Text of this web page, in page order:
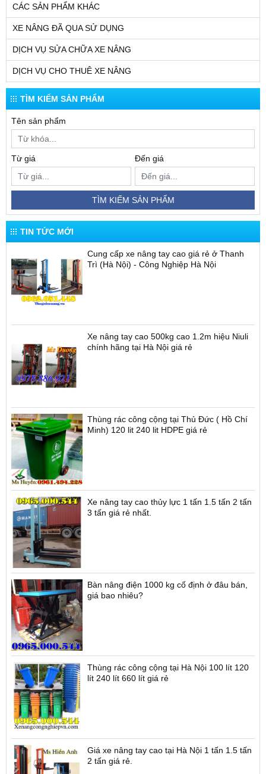
XE GOM ĐẨY RÁC
PALLET NHỰA VÀ PALLET GỖ
THÙNG NHỰA ( SÓNG NHỰA)
CÁC SẢN PHẨM KHÁC
XE NÂNG ĐÃ QUA SỬ DỤNG
DỊCH VỤ SỬA CHỮA XE NÂNG
DỊCH VỤ CHO THUÊ XE NÂNG
TÌM KIẾM SẢN PHẨM
Từ giá
TIN TỨC MỚI
Cung cấp xe nâng tay cao giá rẻ ở Thanh
Trì (Hà Nội) - Công Nghiệp Hà Nội
Xe nâng tay cao 500kg cao 1.2m hiệu Niuli
chính hãng tại Hà Nội giá rẻ
Thùng rác công cộng tại Thủ Đức ( Hồ Chí
Minh) 120 lit 240 lit HDPE giá rẻ
Xe nâng tay cao thủy lực 1 tấn 1.5 tấn 2 tấn
3 tấn giá rẻ nhất.
Bàn nâng điện 1000 kg cố định ở đâu bán,
giá bao nhiêu?
Thùng rác công cộng tại Hà Nội 100 lít 120
lít 240 lít 660 lít giá rẻ